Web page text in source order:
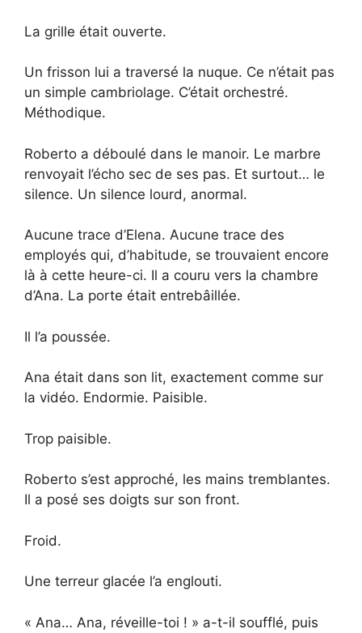
La grille était ouverte.
Un frisson lui a traversé la nuque. Ce n’était pas
un simple cambriolage. C’était orchestré.
Méthodique.
Roberto a déboulé dans le manoir. Le marbre
renvoyait l’écho sec de ses pas. Et surtout… le
silence. Un silence lourd, anormal.
Aucune trace d’Elena. Aucune trace des
employés qui, d’habitude, se trouvaient encore
là à cette heure-ci. Il a couru vers la chambre
d’Ana. La porte était entrebâillée.
Il l’a poussée.
Ana était dans son lit, exactement comme sur
la vidéo. Endormie. Paisible.
Trop paisible.
Roberto s’est approché, les mains tremblantes.
Il a posé ses doigts sur son front.
Froid.
Une terreur glacée l’a englouti.
« Ana… Ana, réveille-toi ! » a-t-il soufflé, puis